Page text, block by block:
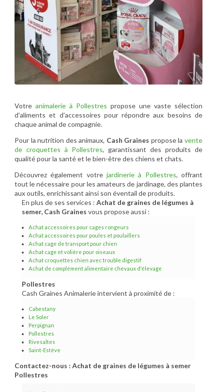
Votre animalerie à Pollestres propose une vaste sélection
d'aliments et d'accessoires pour répondre aux besoins de
chaque animal de compagnie.
Pour la nutrition des animaux, Cash Graines propose lavente
de croquettes à Pollestres, garantissant des produits de
qualité pour la santé et le bien-être des chiens et chats.
Découvrez également votre jardinerie à Pollestres, offrant
tout le nécessaire pour les amateurs de jardinage, des plantes
aux outils, enrichissant ainsi son éventail de produits.
En plus de ses services : Achat de graines de légumes à
semer, Cash Graines vous propose aussi :
Achat accessoires pour cages rongeurs
Achat accessoires pour poules et poulaillers
Achat cage de transport pour chien
Achat cage et volière pour oiseaux
Achat croquettes chien avec trouble digestif
Achat de complément alimentaire chevaux d'élevage
Pollestres
Cash Graines Animalerie intervient à proximité de :
Cabestany
Le Soler
Perpignan
Pollestres
Rivesaltes
Saint-Estève
Contactez-nous : Achat de graines de légumes à semer
Pollestres